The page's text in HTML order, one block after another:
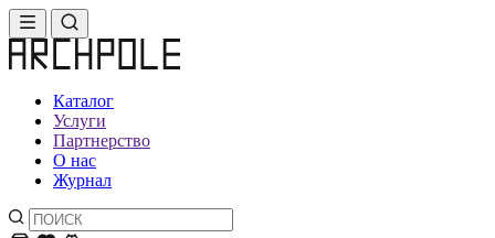
Каталог
Услуги
Партнерство
О нас
Журнал